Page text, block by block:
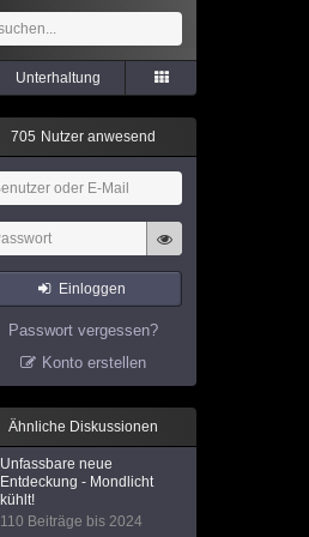
Unterhaltung
705 Nutzer anwesend
Einloggen
Passwort vergessen?
Konto erstellen
Ähnliche Diskussionen
Unfassbare neue
Entdeckung - Mondlicht
kühlt!
110 Beiträge bis 2024